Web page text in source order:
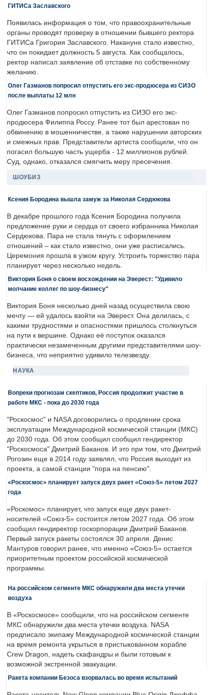
ГИТИСа Заславского
Появилась информация о том, что правоохранительные
органы проводят проверку в отношении бывшего ректора
ГИТИСа Григория Заславского. Накануне стало известно,
что он покидает должность 5 августа. Как сообщалось,
ректор написал заявление об отставке по собственному
желанию.
Олег Газманов попросил отпустить его экс-продюсера из СИЗО
после выплаты 12 млн
Олег Газманов попросил отпустить из СИЗО его экс-
продюсера Филиппа Россу. Ранее тот был арестован по
обвинению в мошенничестве, а также нарушении авторских
и смежных прав. Представители артиста сообщили, что он
погасил большую часть ущерба - 12 миллионов рублей.
Суд, однако, отказался смягчить меру пресечения.
ШОУБИЗ
Ксения Бородина вышла замуж за Николая Сердюкова
В декабре прошлого года Ксения Бородина получила
предложение руки и сердца от своего избранника Николая
Сердюкова. Пара не стала тянуть с оформлением
отношений – как стало известно, они уже расписались.
Церемония прошла в узком кругу. Устроить торжество пара
планирует через несколько недель.
Виктория Боня о своем восхождении на Эверест: "Удивило
молчание коллег по шоу-бизнесу"
Виктория Боня несколько дней назад осуществила свою
мечту — ей удалось взойти на Эверест. Она делилась, с
какими трудностями и опасностями пришлось столкнуться
на пути к вершине. Однако её поступок оказался
практически незамеченным другими представителями шоу-
бизнеса, что неприятно удивило телезвезду.
НАУКА
Вопреки прогнозам скептиков, Россия продолжит участие в
работе МКС - пока до 2030 года
"Роскосмос" и NASA договорились о продлении срока
эксплуатации Международной космической станции (МКС)
до 2030 года. Об этом сообщил сообщил гендиректор
"Роскосмоса" Дмитрий Баканов. И это при том, что Дмитрий
Рогозин еще в 2014 году заявлял, что Россия выходит из
проекта, а самой станции "пора на пенсию".
«Роскосмос» планирует запуск двух ракет «Союз-5» летом 2027
года
«Роскомос» планирует, что запуск еще двух ракет-
носителей «Союз-5» состоится летом 2027 года. Об этом
сообщил гендиректор госкорпорации Дмитрий Баканов.
Первый запуск ракеты состоялся 30 апреля. Денис
Мантуров говорил ранее, что именно «Союз-5» остается
приоритетным проектом российской космической
программы.
На российском сегменте МКС обнаружили два места утечки
воздуха
В «Роскосмосе» сообщили, что на российском сегменте
МКС обнаружили два места утечки воздуха. NASA
предписало экипажу Международной космической станции
на время ремонта укрыться в пристыкованном корабле
Crew Dragon, надеть скафандры и были готовым к
возможной экстренной эвакуации.
Ракета компании Безоса взорвалась во время испытаний